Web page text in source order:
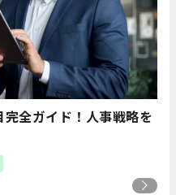
全ガイド！人事戦略を